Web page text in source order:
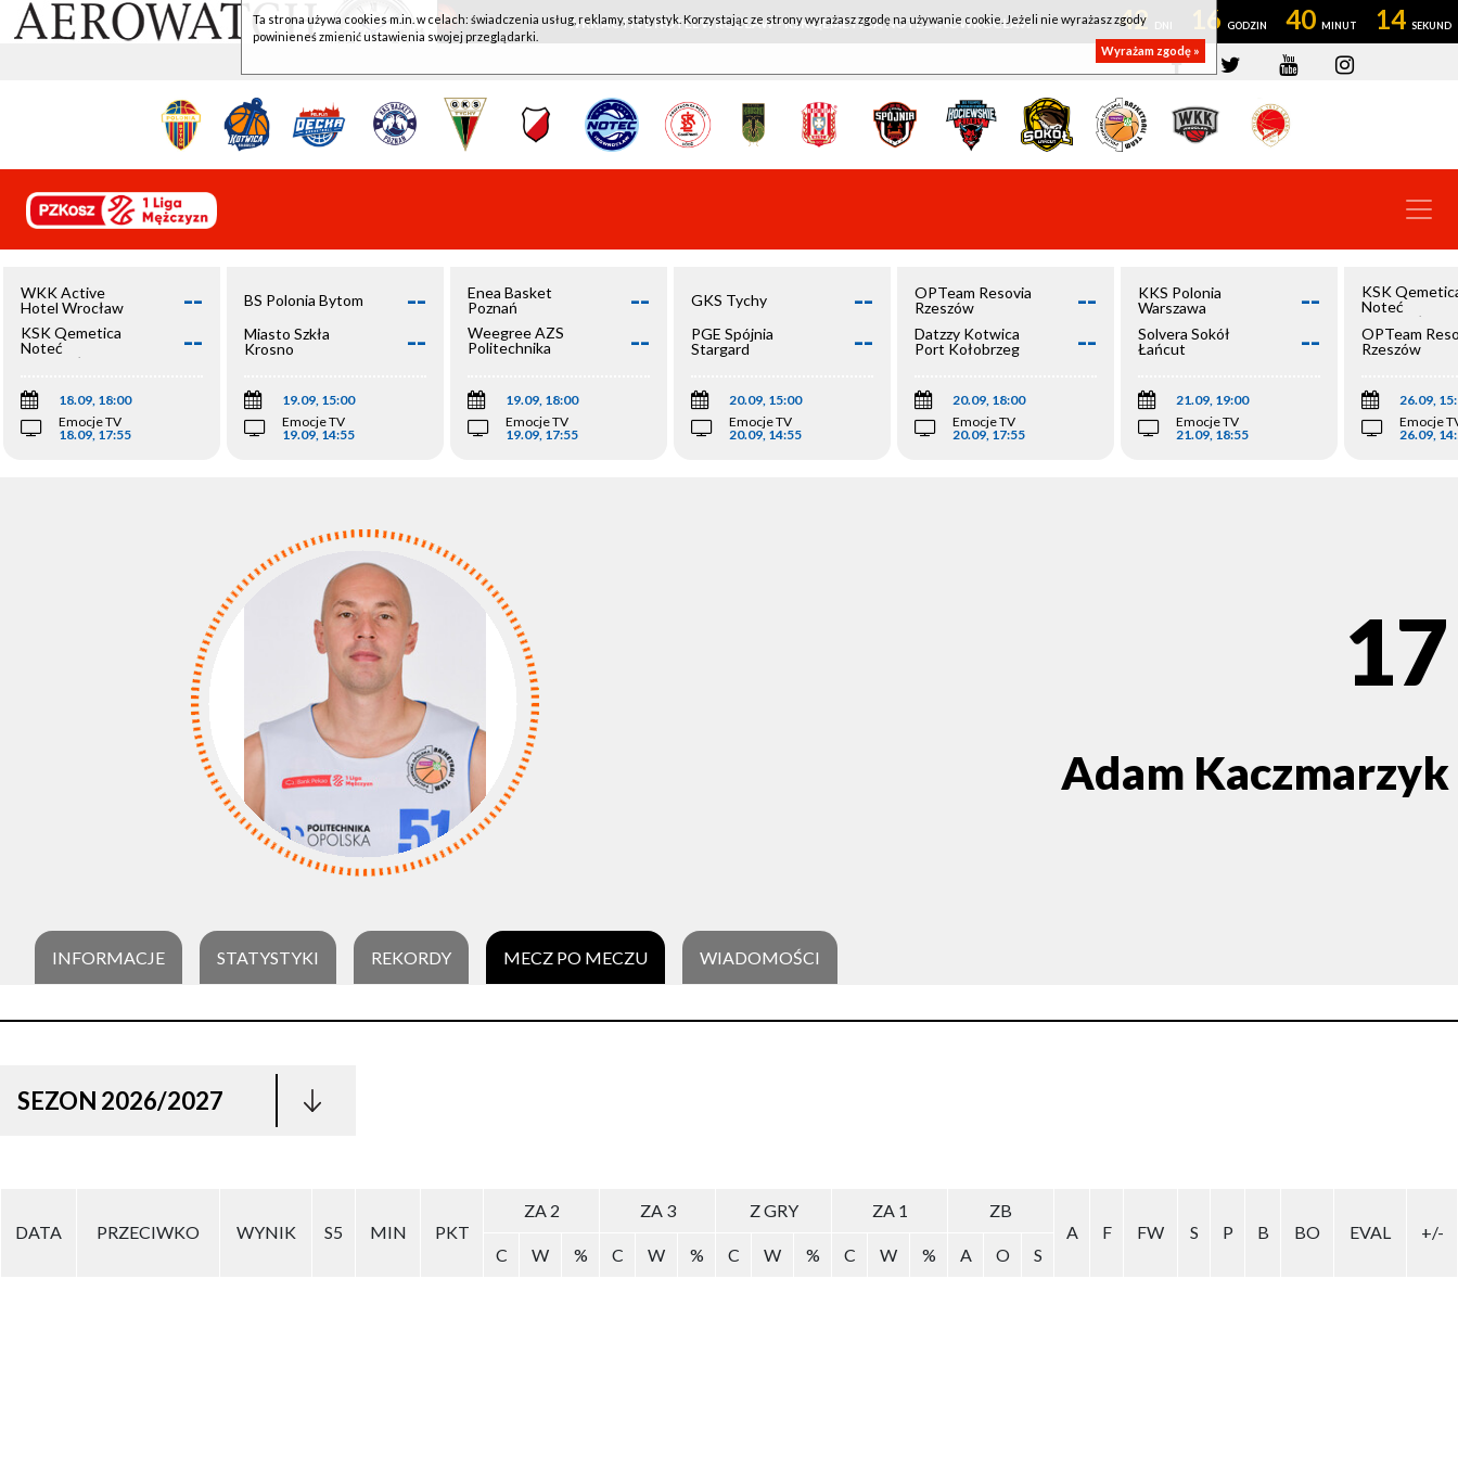
WKK ACTIVE HOTEL WROCŁAW - KSK QEMETICA NOTEĆ INOWROCŁAW 42 16 40 13
WKK Active
Hotel Wrocław
--
KSK Qemetica
Noteć
Inowrocław
--
18.09, 18:00
Emocje TV
18.09, 17:55
BS Polonia Bytom --
Miasto Szkła
Krosno
--
19.09, 15:00
Emocje TV
19.09, 14:55
Enea Basket
Poznań
--
Weegree AZS
Politechnika
--
19.09, 18:00
Emocje TV
19.09, 17:55
GKS Tychy --
PGE Spójnia
Stargard
--
20.09, 15:00
Emocje TV
20.09, 14:55
OPTeam Resovia
Rzeszów
--
Datzzy Kotwica
Port Kołobrzeg
--
20.09, 18:00
Emocje TV
20.09, 17:55
KKS Polonia
Warszawa
--
Solvera Sokół
Łańcut
--
21.09, 19:00
Emocje TV
21.09, 18:55
KSK
Noteć
Inowrocław
OPTeam
Rzeszów
26.09,
Emocje
26.09,
17
Adam Kaczmarzyk
INFORMACJE STATYSTYKI REKORDY MECZ PO MECZU WIADOMOŚCI
SEZON 2026/2027
DATA PRZECIWKO WYNIK S5 MIN PKT
ZA 2 ZA 3 Z GRY ZA 1
ZB
A
F FW S P B BO EVAL
+/-
C
W % C W % C W % C W % A O S
Ta strona używa cookies m.in. w celach: świadczenia usług, reklamy, statystyk. Korzystając ze strony wyrażasz zgodę na używanie cookie. Jeżeli nie wyrażasz zgody
powinieneś zmienić ustawienia swojej przeglądarki.
Wyrażam zgodę »